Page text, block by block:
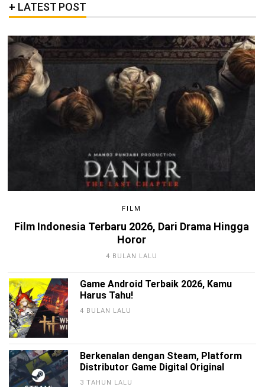
LATEST POST
FILM
Film Indonesia Terbaru 2026, Dari Drama Hingga
Horor
4 BULAN LALU
Game Android Terbaik 2026, Kamu
Harus Tahu!
4 BULAN LALU
Berkenalan dengan Steam, Platform
Distributor Game Digital Original
3 TAHUN LALU